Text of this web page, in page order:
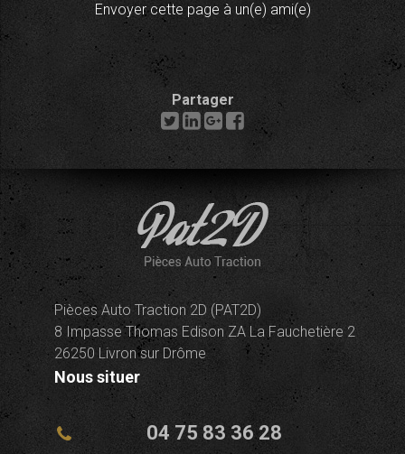
Envoyer cette page à un(e) ami(e)
Partager
Pièces Auto Traction 2D (PAT2D)
8 Impasse Thomas Edison ZA La Fauchetière 2
26250 Livron sur Drôme
Nous situer
04 75 83 36 28